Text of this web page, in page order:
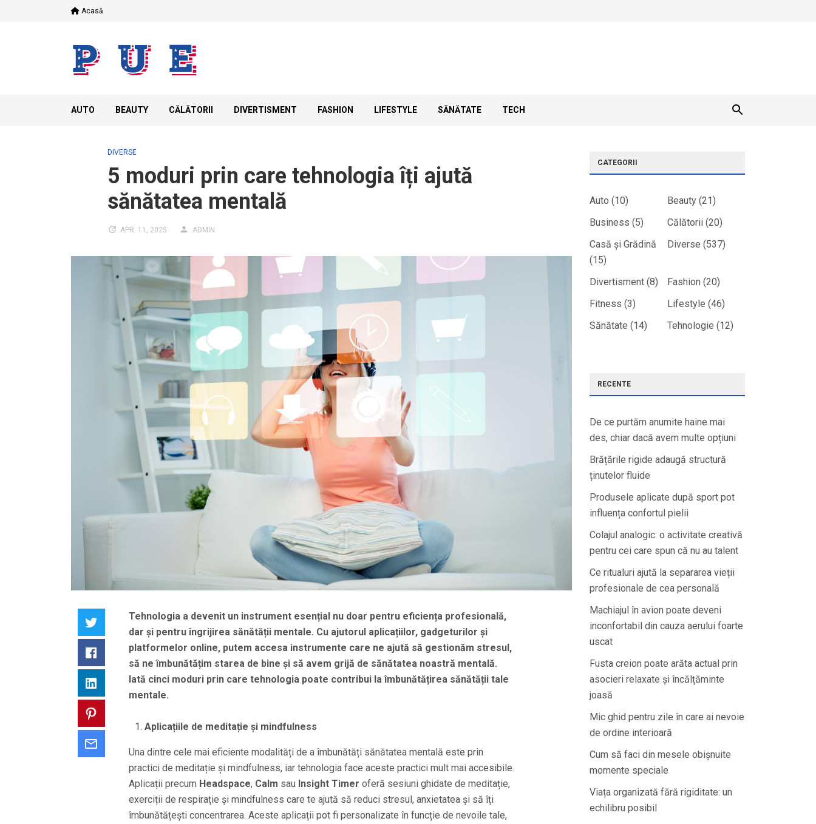
Acasă
AUTO BEAUTY CĂLĂTORII DIVERTISMENT FASHION LIFESTYLE SĂNĂTATE TECH
DIVERSE
5 moduri prin care tehnologia îți ajută
sănătatea mentală
APR. 11, 2025 ADMIN
Facebook
LinkedIn
Tehnologia a devenit un instrument esențial nu doar pentru eficiența profesională,
dar și pentru îngrijirea sănătății mentale. Cu ajutorul aplicațiilor, gadgeturilor și
platformelor online, putem accesa instrumente care ne ajută să gestionăm stresul,
să ne îmbunătățim starea de bine și să avem grijă de sănătatea noastră mentală.
Iată cinci moduri prin care tehnologia poate contribui la îmbunătățirea sănătății tale
mentale.
Aplicațiile de meditație și mindfulness
Una dintre cele mai eficiente modalități de a îmbunătăți sănătatea mentală este prin
practici de meditație și mindfulness, iar tehnologia face aceste practici mult mai accesibile.
Aplicații precum Headspace, Calm sau Insight Timer oferă sesiuni ghidate de meditație,
exerciții de respirație și mindfulness care te ajută să reduci stresul, anxietatea și să îți
îmbunătățești concentrarea. Aceste aplicații pot fi personalizate în funcție de nevoile tale,
CATEGORII
Auto (10) Beauty(21)
Business (5) Călătorii(20)
Casă și Grădină
(15)
Diverse (537)
Divertisment(8) Fashion (20)
Fitness (3) Lifestyle (46)
Sănătate (14) Tehnologie (12)
RECENTE
De ce purtăm anumite haine mai
des, chiar dacă avem multe opțiuni
Brățările rigide adaugă structură
ținutelor fluide
Produsele aplicate după sport pot
influența confortul pielii
Colajul analogic: o activitate creativă
pentru cei care spun că nu au talent
Ce ritualuri ajută la separarea vieții
profesionale de cea personală
Machiajul în avion poate deveni
inconfortabil din cauza aerului foarte
uscat
Fusta creion poate arăta actual prin
asocieri relaxate și încălțăminte
joasă
Mic ghid pentru zile în care ai nevoie
de ordine interioară
Cum să faci din mesele obișnuite
momente speciale
Viața organizată fără rigiditate: un
echilibru posibil